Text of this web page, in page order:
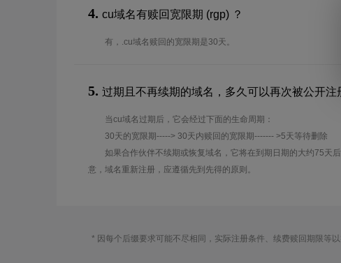
4. cu域名有赎回宽限期 (rgp) ？
有，.cu域名赎回的宽限期是30天。
5. 过期且不再续期的域名，多久可以再次被公开注
当cu域名过期后，它会经过下面的生命周期：
30天的宽限期-----> 30天内赎回的宽限期------- >5天等待删除
如果合作伙伴不续期或恢复域名，它将在到期日期的大约75天
意，域名重新注册，应遵循先到先得的原则。
* 因每个后缀要求可能不尽相同，实际注册条件、续费赎回期限等以